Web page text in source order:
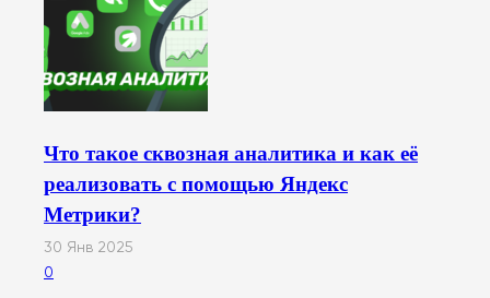
Что такое сквозная аналитика и как её
реализовать с помощью Яндекс
Метрики?
30 Янв 2025
0